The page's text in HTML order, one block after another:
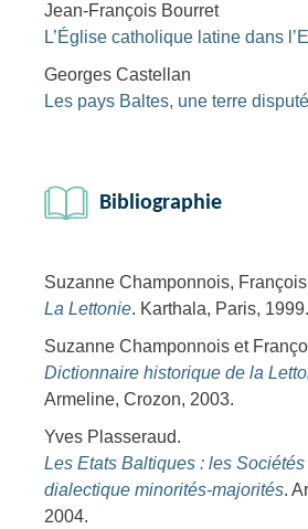
Jean-François Bourret
L’Église catholique latine dans
Georges Castellan
Les pays Baltes, une terre
Bibliographie
Suzanne Champonnois,
La Lettonie. Karthala, Paris, 1999.
Suzanne Champonnois et
Dictionnaire historique de la
Armeline, Crozon, 2003.
Yves Plasseraud.
Les Etats Baltiques : les
dialectique minorités-majorités.
2004.